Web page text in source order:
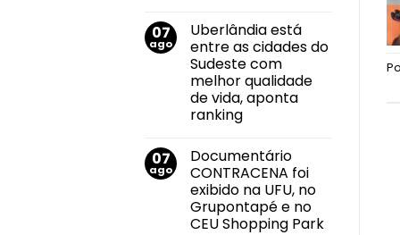
salto
em
2026
durante
Campeonato
Brasileiro
em
Felipe
Neto
anuncia
noivado
com
Juliane
Carvalho
durante
Grécia
07
ago
Uberlândia está
entre as cidades do
Sudeste com
melhor qualidade
de vida, aponta
ranking
em
Uberlândia
está
entre
as
cidades
do
07
ago
Documentário
CONTRACENA foi
exibido na UFU, no
Grupontapé e no
CEU Shopping Park